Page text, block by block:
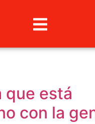
que está
con la